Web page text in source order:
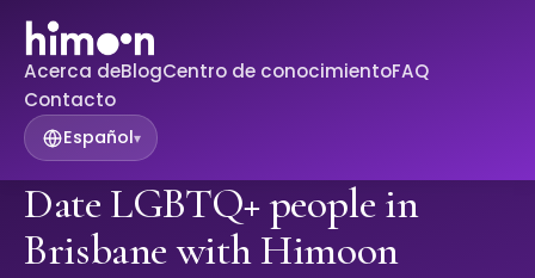
Acerca deBlogCentro de conocimientoFAQ
Contacto
Español▾
Date LGBTQ+ people in
Brisbane with Himoon